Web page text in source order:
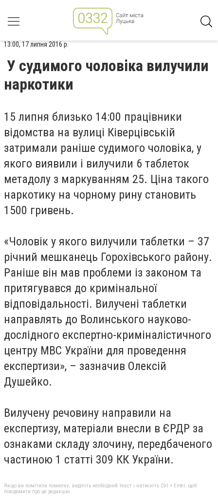
13:00, 17 липня 2016 р.
У судимого чоловіка вилучили
наркотики
15 липня близько 14:00 працівники
відомства на вулиці Ківерцівській
затримали раніше судимого чоловіка, у
якого виявили і вилучили 6 таблеток
метадолу з маркуванням 25. Ціна такого
наркотику на чорному рину становить
1500 гривень.
«Чоловік у якого вилучили таблетки – 37
річний мешканець Горохівського району.
Раніше він мав проблеми із законом та
притягувався до кримінальної
відповідальності. Вилучені таблетки
направлять до Волинського науково-
дослідного експертно-криміналістичного
центру МВС України для проведення
експертизи», – зазначив Олексій
Душейко.
Вилучену речовину направили на
експертизу, матеріали внесли в ЄРДР за
ознаками складу злочину, передбаченого
частиною 1 статті 309 КК України.
Якщо ви помітили помилку, виділіть необхідний текст і натисніть Ctrl + Enter, щоб
повідомити про це редакцію